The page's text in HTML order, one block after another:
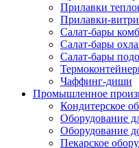
Прилавки
Прилавки-
Салат-бары
Салат-бары
Салат-бары
Чаффинг-диши
Промышленное
Кондитерское
Оборудование
Оборудование
Пекарское